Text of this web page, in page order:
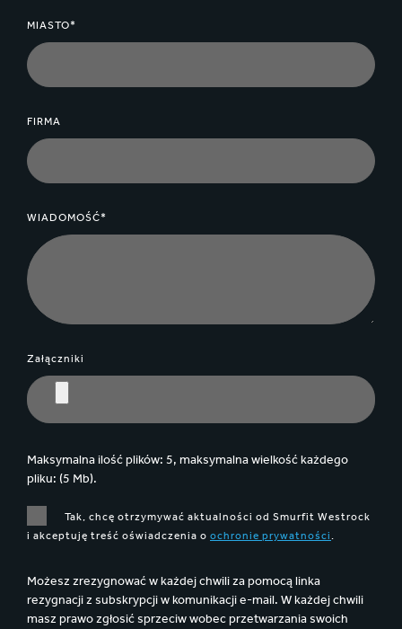
MIASTO*
FIRMA
WIADOMOŚĆ*
Załączniki
Maksymalna ilość plików: 5, maksymalna wielkość każdego
pliku: (5 Mb).
Tak, chcę otrzymywać aktualności od Smurfit Westrock
i akceptuję treść oświadczenia o ochronie prywatności.
Możesz zrezygnować w każdej chwili za pomocą linka
rezygnacji z subskrypcji w komunikacji e-mail. W każdej chwili
masz prawo zgłosić sprzeciw wobec przetwarzania swoich